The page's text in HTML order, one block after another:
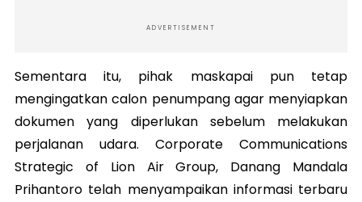
ADVERTISEMENT
Sementara itu, pihak maskapai pun tetap
mengingatkan calon penumpang agar menyiapkan
dokumen yang diperlukan sebelum melakukan
perjalanan udara. Corporate Communications
Strategic of Lion Air Group, Danang Mandala
Prihantoro telah menyampaikan informasi terbaru